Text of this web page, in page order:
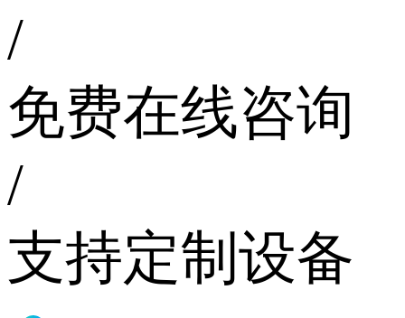
/
免费在线咨询
/
支持定制设备